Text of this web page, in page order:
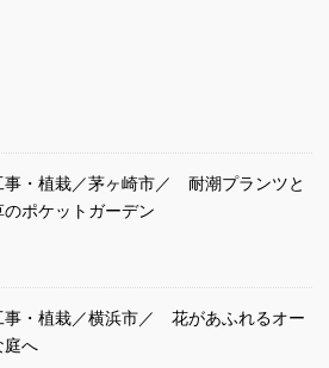
事・植栽／茅ヶ崎市／ 耐潮プランツと
のポケットガーデン
事・植栽／横浜市／ 花があふれるオー
庭へ